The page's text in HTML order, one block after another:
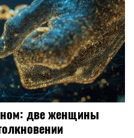
две женщины